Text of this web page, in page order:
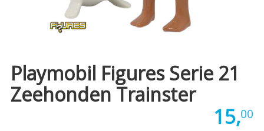
Playmobil Figures Serie 21
Zeehonden Trainster
15,00